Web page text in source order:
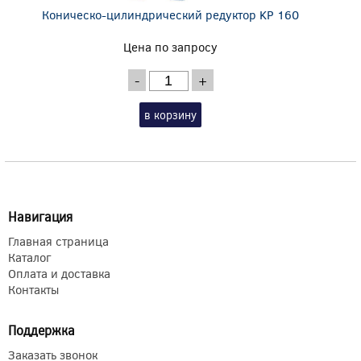
Коническо-цилиндрический редуктор KP 160
Цена по запросу
- +
в корзину
Навигация
Главная страница
Каталог
Оплата и доставка
Контакты
Поддержка
Заказать звонок